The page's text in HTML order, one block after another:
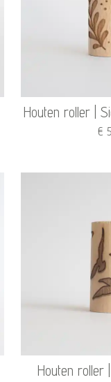
Houten roller |
€
Houten roller